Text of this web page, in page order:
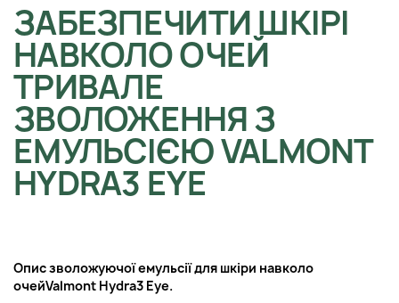
ЗАБЕЗПЕЧИТИ ШКІРІ
НАВКОЛО ОЧЕЙ
ТРИВАЛЕ
ЗВОЛОЖЕННЯ З
ЕМУЛЬСІЄЮ VALMONT
HYDRA3 EYE
Опис зволожуючої емульсії для шкіри навколо
очейValmont Hydra3 Eye.